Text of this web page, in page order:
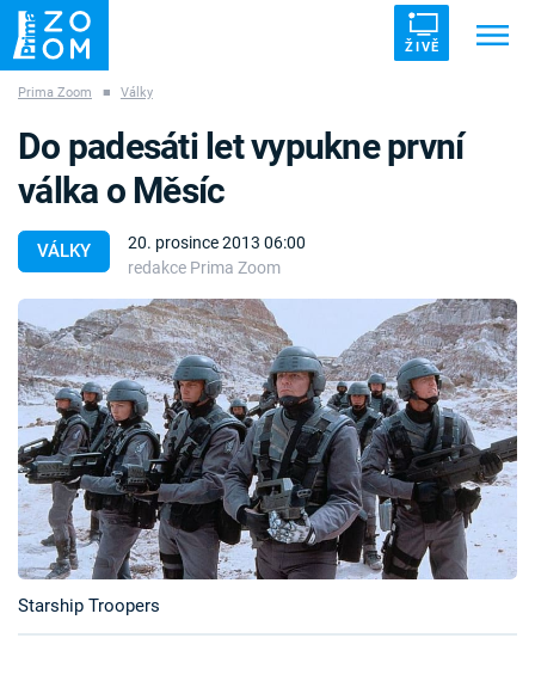
ŽIVĚ
ZÁHADY VETŘELCI DÁVNOVĚKU
Témata
Témata
Pořady
TV Program
Časopis
Sledujte prima+
Prima Zoom ■ Války
VÁLKY
20. prosince 2013 06:00
redakce Prima Zoom
Do padesáti let vypukne první
válka o Měsíc
Starship Troopers